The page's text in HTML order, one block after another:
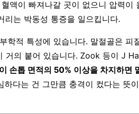
액이 빠져나갈 곳이 없으니 압력이
리는 박동성 통증을 일으킵니다.
학적 특성에 있습니다. 말절골은
거의 붙어 있습니다. Zook 등이 J
손톱 면적의 50% 이상을 차지하면
하다는 건 그만큼 충격이 컸다는 뜻